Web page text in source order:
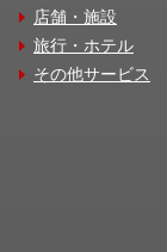
店舗・施設
旅行・ホテル
その他サービス